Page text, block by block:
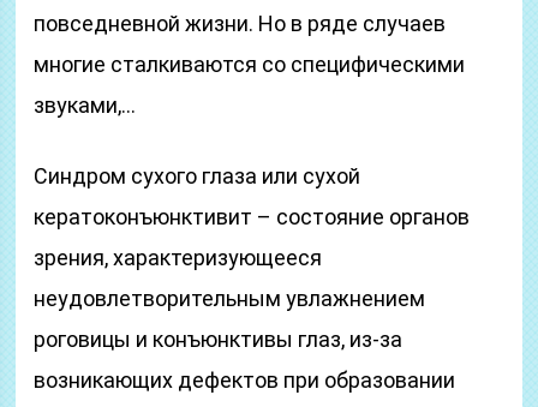
повседневной жизни. Но в ряде случаев
многие сталкиваются со специфическими
звуками,…
Синдром сухого глаза или сухой
кератоконъюнктивит – состояние органов
зрения, характеризующееся
неудовлетворительным увлажнением
роговицы и конъюнктивы глаз, из-за
возникающих дефектов при образовании